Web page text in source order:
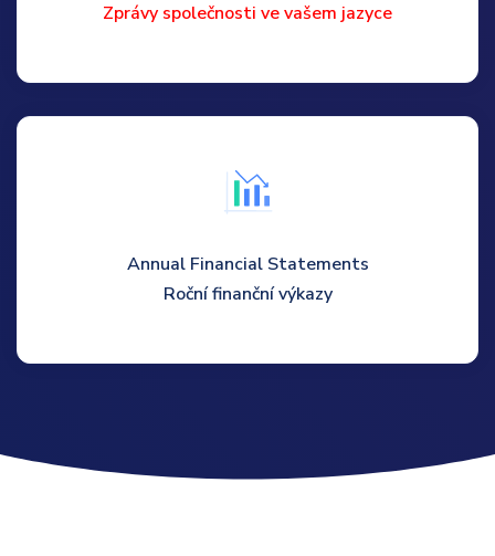
Zprávy společnosti ve vašem jazyce
Annual Financial Statements
Roční finanční výkazy